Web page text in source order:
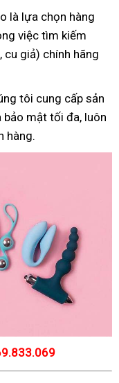
là lựa chọn hàng
việc tìm kiếm
giả) chính hãng
tôi cung cấp sản
mật tối đa, luôn
hàng.